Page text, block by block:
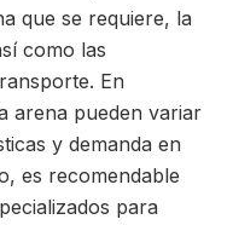
que se requiere, la
como las
En
arena pueden variar
y demanda en
es recomendable
para